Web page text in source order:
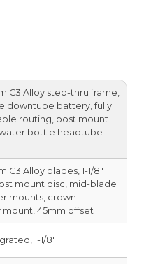
C3 Alloy step-thru frame,
downtube battery, fully
routing, post mount
bottle headtube
C3 Alloy blades, 1-1/8″
mount disc, mid-blade
mounts, crown
mount, 45mm offset
1-1/8″